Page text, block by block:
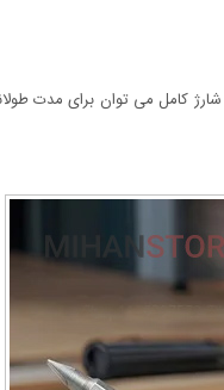
طولانی مدتی دارد و در صورت شارژ کامل می